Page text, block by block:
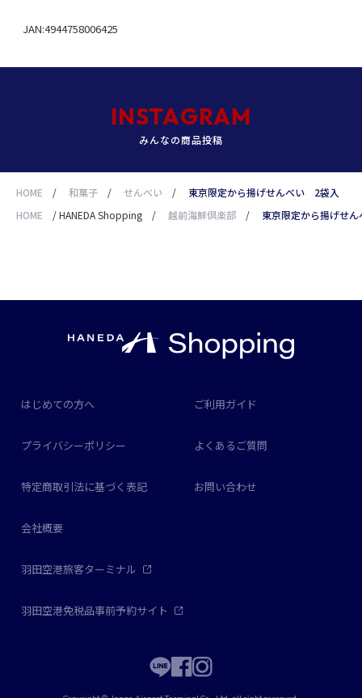
HOME / 和菓子 / せんべい /
東京限定から揚げせんべい 2袋入
HOME
/HANEDA Shopping / 越前海鮮倶楽部 / 東京限定から揚げせ
JAN:4944758006425
INSTAGRAM
みんなの商品投稿
はじめての方へ ご利用ガイド
プライバシーポリシー よくあるご質問
特定商取引法に基づく表記 お問い合わせ
会社概要
羽田空港旅客ターミナル
羽田空港免税品事前予約サイト